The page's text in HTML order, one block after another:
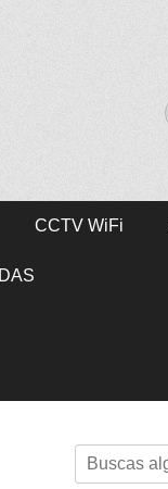
CCTV WiFi
Buscar: